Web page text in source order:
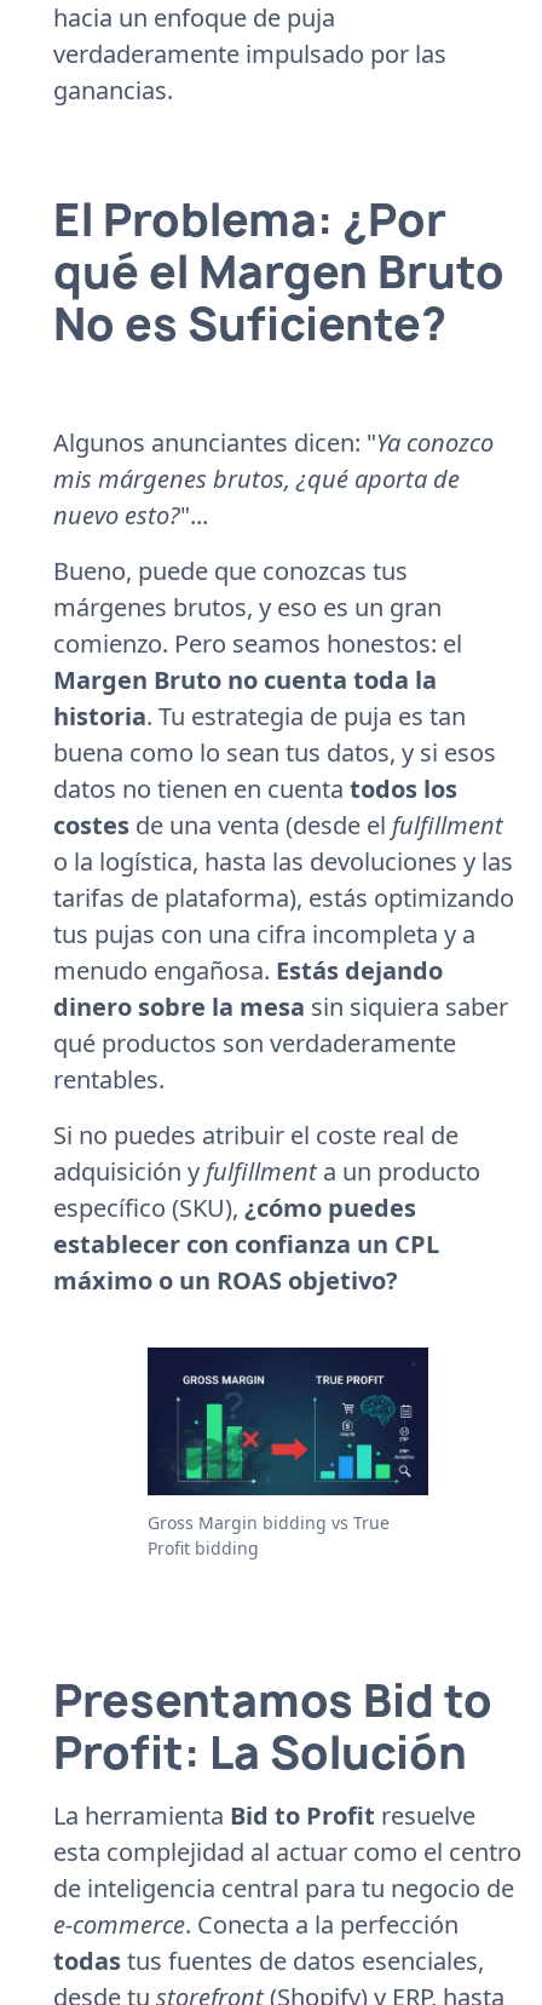
hacia un enfoque de puja
verdaderamente impulsado por las
ganancias.
El Problema: ¿Por
qué el Margen Bruto
No es Suficiente?
Algunos anunciantes dicen: "Ya conozco
mis márgenes brutos, ¿qué aporta de
nuevo esto?"...
Bueno, puede que conozcas tus
márgenes brutos, y eso es un gran
comienzo. Pero seamos honestos: el
Margen Bruto no cuenta toda la
historia. Tu estrategia de puja es tan
buena como lo sean tus datos, y si esos
datos no tienen en cuenta todos los
costes de una venta (desde el fulfillment
o la logística, hasta las devoluciones y las
tarifas de plataforma), estás optimizando
tus pujas con una cifra incompleta y a
menudo engañosa. Estás dejando
dinero sobre la mesa sin siquiera saber
qué productos son verdaderamente
rentables.
Si no puedes atribuir el coste real de
adquisición y fulfillmenta un producto
específico (SKU), ¿cómo puedes
establecer con confianza un CPL
máximo o un ROAS objetivo?
Gross Margin bidding vs True
Profit bidding
Presentamos Bid to
Profit: La Solución
La herramienta Bid to Profit resuelve
esta complejidad al actuar como el centro
de inteligencia central para tu negocio de
e-commerce. Conecta a la perfección
todastus fuentes de datos esenciales,
desde tu storefront(Shopify) y ERP, hasta